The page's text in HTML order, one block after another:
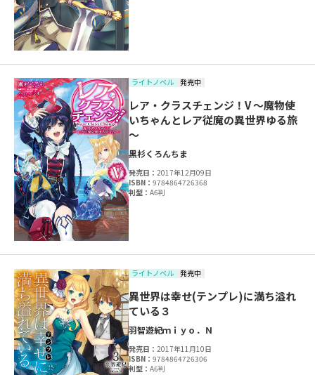
ライトノベル 発売中
レア・クラスチェンジ！V ～魔物使
いちゃんとレア従魔の異世界ゆる旅
～
黒杉くろんちま
発売日：2017年12月09日
ISBN：9784864726368
判型：A6判
ライトノベル 発売中
異世界は幸せ(テンプレ)に満ち溢れ
ている３
羽智遊紀ｍｉｙｏ．Ｎ
発売日：2017年11月10日
ISBN：9784864726306
判型：A6判